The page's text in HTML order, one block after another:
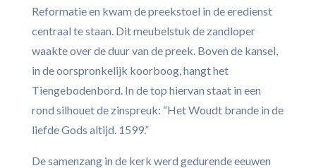
Reformatie en kwam de preekstoel in de eredienst
centraal te staan. Dit meubelstuk de zandloper
waakte over de duur van de preek. Boven de kansel,
in de oorspronkelijk koorboog, hangt het
Tiengebodenbord. In de top hiervan staat in een
rond silhouet de zinspreuk: “Het Woudt brande in de
liefde Gods altijd. 1599.”
De samenzang in de kerk werd gedurende eeuwen